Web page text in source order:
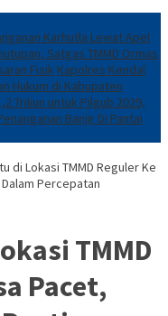
Karhutla Lewat Apel
Satgas TMMD Ormas
Fisik Kapolres Kendal
Hukum di Kabupaten
Triliun untuk Pilgub 2029,
Banjir Di Pantai
di Lokasi TMMD Reguler Ke
Percepatan
TMMD
Pacet,